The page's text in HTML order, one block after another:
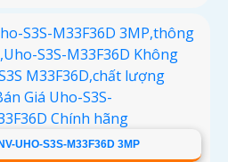
UHO-S3S-M33F36D 3MP